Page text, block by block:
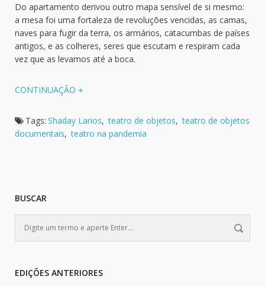
Do apartamento derivou outro mapa sensível de si mesmo:
a mesa foi uma fortaleza de revoluções vencidas, as camas,
naves para fugir da terra, os armários, catacumbas de países
antigos, e as colheres, seres que escutam e respiram cada
vez que as levamos até a boca.
CONTINUAÇÃO
Tags: Shaday Larios, teatro de objetos, teatro de objetos
documentais, teatro na pandemia
BUSCAR
EDIÇÕES ANTERIORES